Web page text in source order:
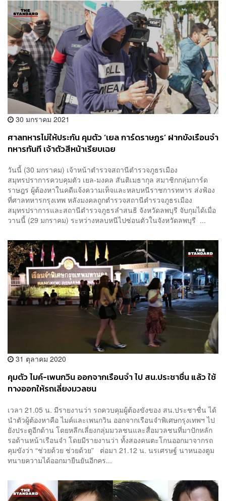
30 มกราคม 2021
ศาลทหารไม่ให้ประกัน คุมตัว ‘เยล การ์ดราษฎร’ ฝากขังเรือนจำ
ทหารทันที เจ้าตัวสีหน้าเรียบเฉย
วันนี้ (30 มกราคม) เจ้าหน้าตำรวจสถานีตำรวจภูธรเมือง
สมุทรปราการควบคุมตัว เยล-มงคล สันติเมธากุล สมาชิกกลุ่มการ์ด
ราษฎร ผู้ต้องหาในคดีแจ้งความเท็จและหลบหนีราชการทหาร ส่งฟ้อง
ที่ศาลทหารกรุงเทพ หลังมงคลถูกตำรวจสถานีตำรวจภูธรเมือง
สมุทรปราการและสถานีตำรวจภูธรลำสนธิ จังหวัดลพบุรี จับกุมได้เมื่อ
วานนี้ (29 มกราคม) ระหว่างหลบหนีไปซ่อนตัวในจังหวัดลพบุรี ...
31 ตุลาคม 2020
คุมตัว ไมค์-เพนกวิน ออกจากเรือนจำ ไป สน.ประชาชื่น แล้ว ใช้
ทางออกให้รถเลี่ยงมวลชน
เวลา 21.05 น. มีรายงานว่า รถควบคุมผู้ต้องขังของ สน.ประชาชื่น ได้
นำตัวผู้ต้องหาคือ ไมค์และเพนกวิน ออกจากเรือนจำพิเศษกรุงเทพฯ ไป
ยังประตูอีกด้าน โดยหลีกเลี่ยงกลุ่มมวลชนและสื่อมวลชนที่มาปักหลัก
รอด้านหน้าเรือนจำ โดยมีรายงานว่า ทั้งสองคนตะโกนออกมาจากรถ
คุมขังว่า “ช่วยด้วย ช่วยด้วย” ต่อมา 21.12 น. นรเศรษฐ์ นาหนองตูม
ทนายความได้ออกมายืนยันอีกคร...